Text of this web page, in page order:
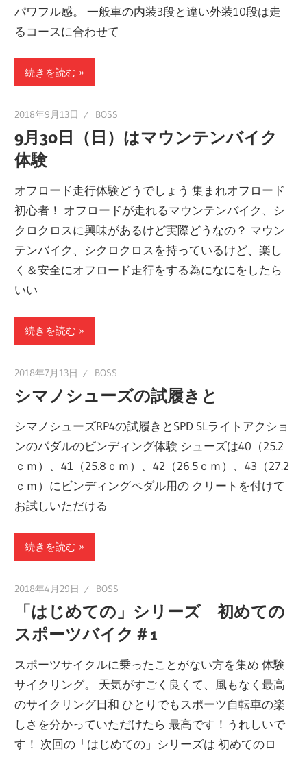
パワフル感。 一般車の内装3段と違い外装10段は走
るコースに合わせて
続きを読む
2018年9月13日 BOSS
9月30日（日）はマウンテンバイク
体験
オフロード走行体験どうでしょう 集まれオフロード
初心者！ オフロードが走れるマウンテンバイク、シ
クロクロスに興味があるけど実際どうなの？ マウン
テンバイク、シクロクロスを持っているけど、楽し
く＆安全にオフロード走行をする為になにをしたら
いい
続きを読む
2018年7月13日 BOSS
シマノシューズの試履きと
シマノシューズRP4の試履きとSPD SLライトアクショ
ンのパダルのビンディング体験 シューズは40（25.2
ｃｍ）、41（25.8ｃｍ）、42（26.5ｃｍ）、43（27.2
ｃｍ）にビンディングペダル用の クリートを付けて
お試しいただける
続きを読む
2018年4月29日 BOSS
「はじめての」シリーズ 初めての
スポーツバイク＃1
スポーツサイクルに乗ったことがない方を集め 体験
サイクリング。 天気がすごく良くて、風もなく最高
のサイクリング日和 ひとりでもスポーツ自転車の楽
しさを分かっていただけたら 最高です！うれしいで
す！ 次回の「はじめての」シリーズは 初めてのロ